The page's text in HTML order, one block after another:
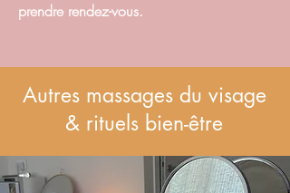
prendre rendez-vous.
Autres massages du visage
& rituels bien-être